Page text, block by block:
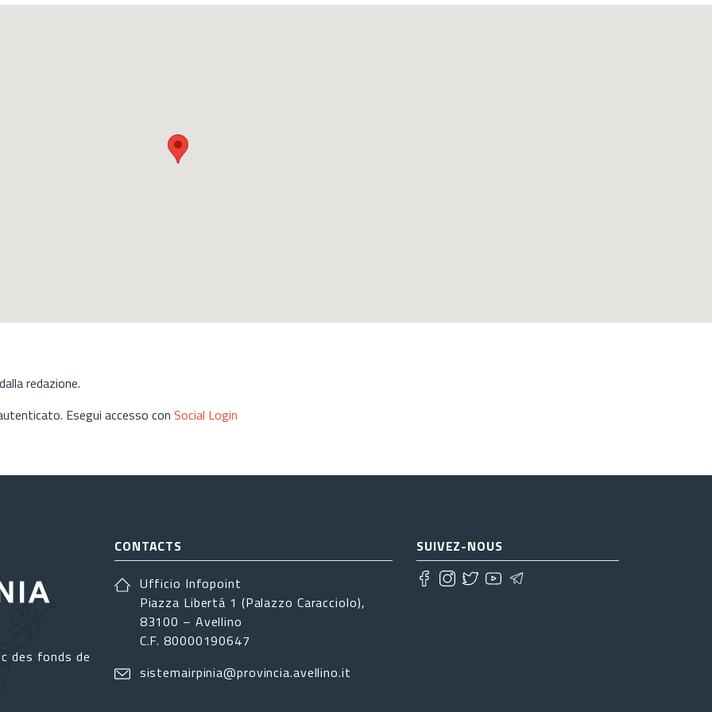
redazione.
Esegui accesso con Social Login
des fonds de
CONTACTS
Ufficio Infopoint
Piazza Libertá 1 (Palazzo Caracciolo),
83100 – Avellino
C.F. 80000190647
sistemairpinia@provincia.avellino.it
SUIVEZ-NOUS